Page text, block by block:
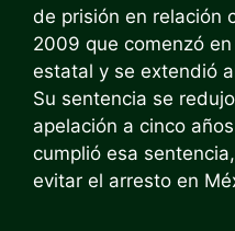
de prisión en relación
2009 que comenzó
estatal y se extendió
Su sentencia se
apelación a cinco
cumplió esa
evitar el arresto en